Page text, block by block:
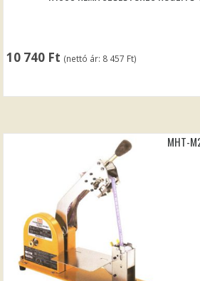
10 740 Ft (nettó ár: 8 457 Ft)
MHT-